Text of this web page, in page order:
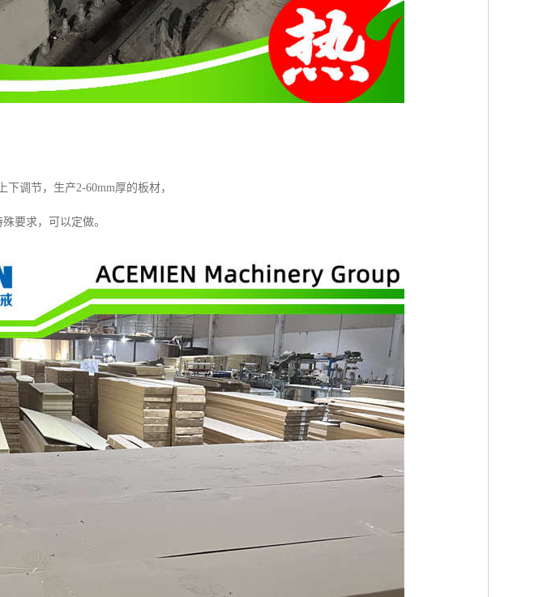
调节，生产2-60mm厚的板材，
要求，可以定做。